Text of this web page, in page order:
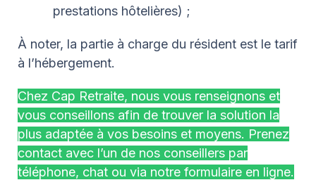
prestations hôtelières) ;
À noter, la partie à charge du résident est le tarif
à l’hébergement.
Chez Cap Retraite, nous vous renseignons et
vous conseillons afin de trouver la solution la
plus adaptée à vos besoins et moyens. Prenez
contact avec l’un de nos conseillers par
téléphone, chat ou via notre formulaire en ligne.